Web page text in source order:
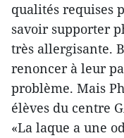
qualités requises
savoir supporter
très allergisante.
renoncer à leur
problème. Mais
élèves du centre
«La laque a une